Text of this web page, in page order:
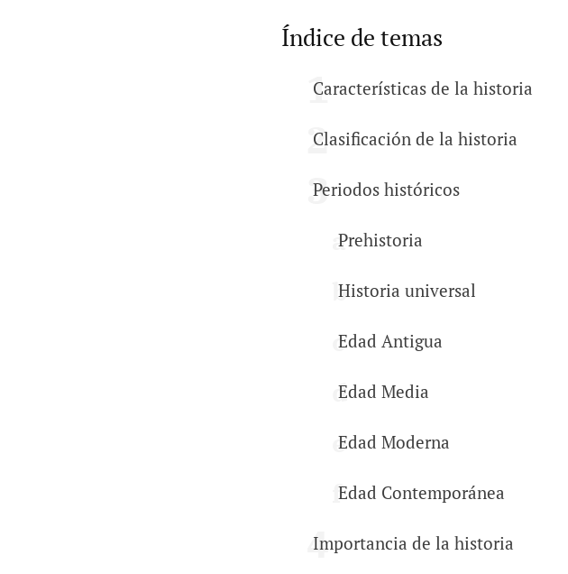
Índice de temas
Características de la historia
Clasificación de la historia
Periodos históricos
Prehistoria
Historia universal
Edad Antigua
Edad Media
Edad Moderna
Edad Contemporánea
Importancia de la historia